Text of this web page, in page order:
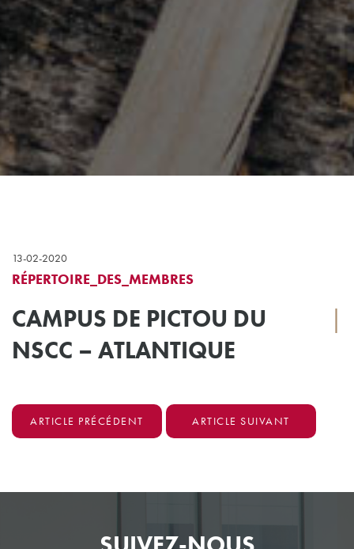
13-02-2020
RÉPERTOIRE_DES_MEMBRES
CAMPUS DE PICTOU DU
NSCC – ATLANTIQUE
|
ARTICLE PRÉCÉDENT ARTICLE SUIVANT